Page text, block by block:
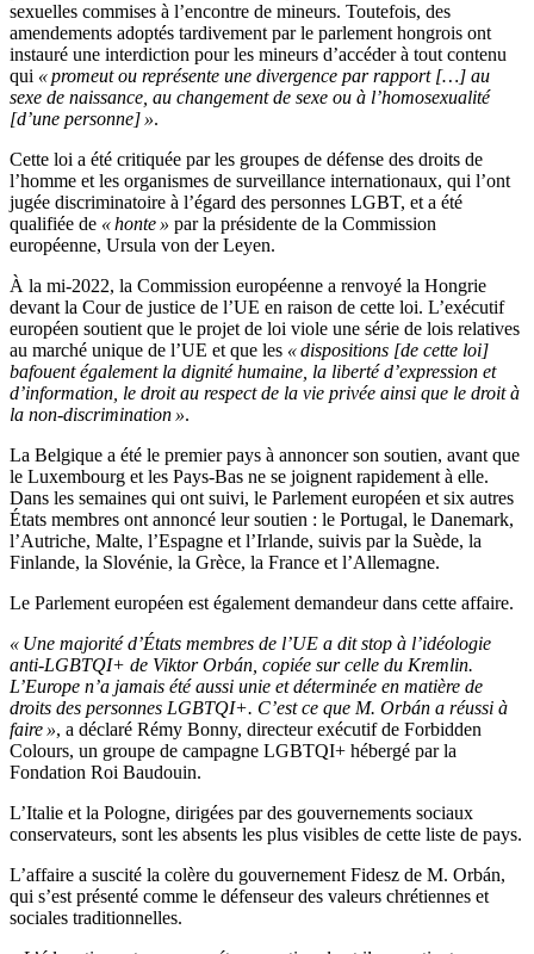
sexuelles commises à l’encontre de mineurs. Toutefois, des
amendements adoptés tardivement par le parlement hongrois ont
instauré une interdiction pour les mineurs d’accéder à tout contenu
qui « promeut ou représente une divergence par rapport […] au
sexe de naissance, au changement de sexe ou à l’homosexualité
[d’une personne] ».
Cette loi a été critiquée par les groupes de défense des droits de
l’homme et les organismes de surveillance internationaux, qui l’ont
jugée discriminatoire à l’égard des personnes LGBT, et a été
qualifiée de « honte » par la présidente de la Commission
européenne, Ursula von der Leyen.
À la mi-2022, la Commission européenne a renvoyé la Hongrie
devant la Cour de justice de l’UE en raison de cette loi. L’exécutif
européen soutient que le projet de loi viole une série de lois relatives
au marché unique de l’UE et que les « dispositions [de cette loi]
bafouent également la dignité humaine, la liberté d’expression et
d’information, le droit au respect de la vie privée ainsi que le droit à
la non-discrimination ».
La Belgique a été le premier pays à annoncer son soutien, avant que
le Luxembourg et les Pays-Bas ne se joignent rapidement à elle.
Dans les semaines qui ont suivi, le Parlement européen et six autres
États membres ont annoncé leur soutien : le Portugal, le Danemark,
l’Autriche, Malte, l’Espagne et l’Irlande, suivis par la Suède, la
Finlande, la Slovénie, la Grèce, la France et l’Allemagne.
Le Parlement européen est également demandeur dans cette affaire.
« Une majorité d’États membres de l’UE a dit stop à l’idéologie
anti-LGBTQI+ de Viktor Orbán, copiée sur celle du Kremlin.
L’Europe n’a jamais été aussi unie et déterminée en matière de
droits des personnes LGBTQI+. C’est ce que M. Orbán a réussi à
faire », a déclaré Rémy Bonny, directeur exécutif de Forbidden
Colours, un groupe de campagne LGBTQI+ hébergé par la
Fondation Roi Baudouin.
L’Italie et la Pologne, dirigées par des gouvernements sociaux
conservateurs, sont les absents les plus visibles de cette liste de pays.
L’affaire a suscité la colère du gouvernement Fidesz de M. Orbán,
qui s’est présenté comme le défenseur des valeurs chrétiennes et
sociales traditionnelles.